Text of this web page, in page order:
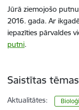
Jūrā ziemojošo
2016. gada. Ar
iepazīties pārvaldes
putni.
Saistītas tēmas
Aktualitātes: